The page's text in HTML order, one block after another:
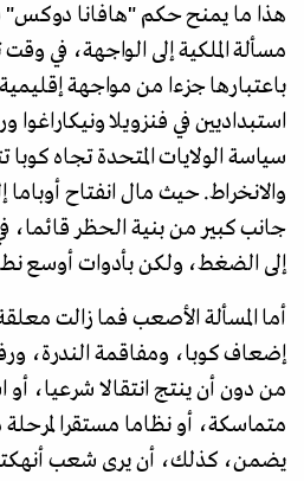
هذا ما يمنح حكم "هافانا دوكس"
مسألة الملكية إلى الواجهة، في
باعتبارها جزءا من مواجهة
استبداديين في فنزويلا
سياسة الولايات المتحدة تجاه
والانخراط. حيث مال انفتاح أوباما
جانب كبير من بنية الحظر قائما،
إلى الضغط، ولكن بأدوات أوسع
أما المسألة الأصعب فما زالت
إضعاف كوبا، ومفاقمة الندرة،
من دون أن ينتج انتقالا شرعيا،
متماسكة، أو نظاما مستقرا
يضمن، كذلك، أن يرى شعب